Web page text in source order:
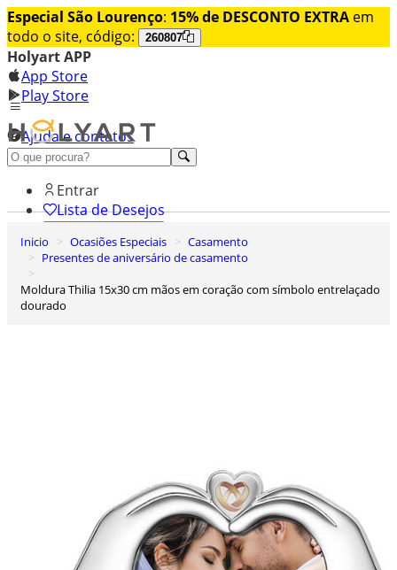
Especial São Lourenço: 15% de DESCONTO EXTRA em
todo o site, código:
260807
Holyart APP
App Store
Play Store
Ajuda e contatos
Conheça premium
Entrar
Lista de Desejos
0
Carrinho de Compras
Inicio Ocasiões Especiais
Casamento
Presentes de aniversário de casamento
Moldura Thilia 15x30 cm mãos em coração com símbolo entrelaçado
dourado